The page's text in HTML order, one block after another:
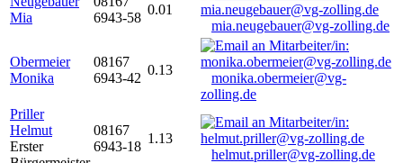
Mia
6943-58
0.01
mia.neugebauer@vg-zolling.de
Obermeier
Monika
08167
6943-42
0.13
monika.obermeier@vg-
zolling.de
Priller
Helmut
Erster
08167
6943-18
1.13
helmut.priller@vg-zolling.de